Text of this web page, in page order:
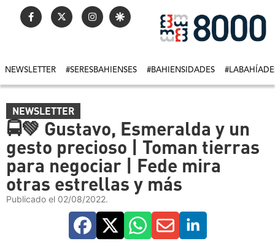
NEWSLETTER #SERESBAHIENSES #BAHIENSIDADES
NEWSLETTER
🚍💚 Gustavo, Esmeralda y un
gesto precioso | Toman tierras
para negociar | Fede mira
otras estrellas y más
Publicado el 02/08/2022.